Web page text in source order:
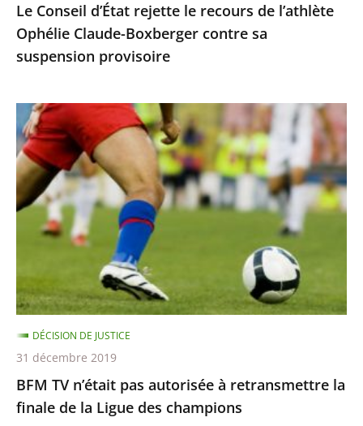
sa
suspension
provisoire
Le Conseil d’État rejette le recours de l’athlète
Ophélie Claude-Boxberger contre sa
suspension provisoire
BFM
TV
n’était
pas
autorisée
retransmettre
la
finale
de
la
Ligue
des
champions
BFM TV n’était pas autorisée à retransmettre la
finale de la Ligue des champions
DÉCISION DE JUSTICE
31 décembre 2019